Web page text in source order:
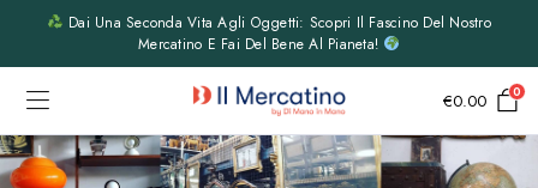
Dai Una Seconda Vita Agli Oggetti: Scopri Il Fascino Del Nostro
Mercatino E Fai Del Bene Al Pianeta!
€0.00 0